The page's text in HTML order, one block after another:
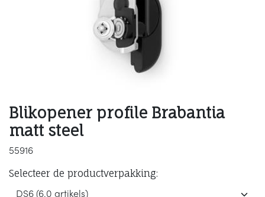
Blikopener profile Brabantia
matt steel
55916
Selecteer de productverpakking: